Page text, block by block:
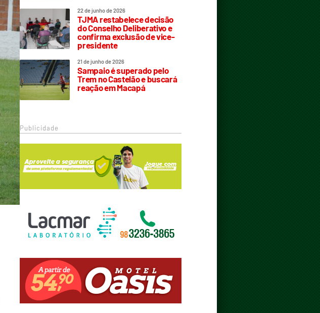
22 de junho de 2026
TJMA restabelece decisão
do Conselho Deliberativo e
confirma exclusão de vice-
presidente
21 de junho de 2026
Sampaio é superado pelo
Trem no Castelão e buscará
reação em Macapá
Publicidade